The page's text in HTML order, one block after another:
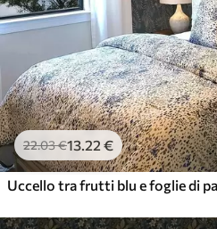
22.03€13.22 €